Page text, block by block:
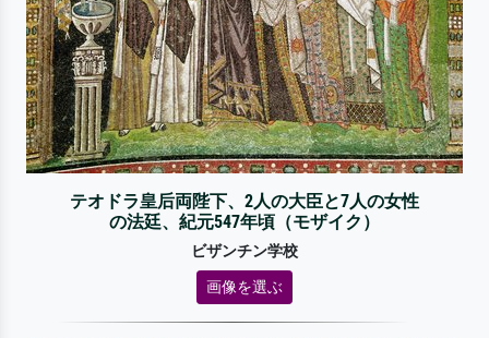
テオドラ皇后両陛下、2人の大臣と7人の女性
の法廷、紀元547年頃（モザイク）
ビザンチン学校
画像を選ぶ